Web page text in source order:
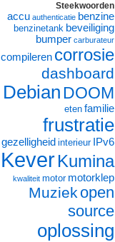
Steekwoorden
accu authenticatie benzine
benzinetank beveiliging
bumper carburateur
compileren corrosie
dashboard
DebianDOOM
eten familie
frustratie
gezelligheid interieur IPv6
KeverKumina
kwaliteit motor motorklep
Muziek open
source
oplossing